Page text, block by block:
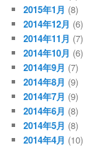
2015年1月 (8)
2014年12月 (6)
2014年11月 (7)
2014年10月 (6)
2014年9月 (7)
2014年8月 (9)
2014年7月 (9)
2014年6月 (8)
2014年5月 (8)
2014年4月 (10)